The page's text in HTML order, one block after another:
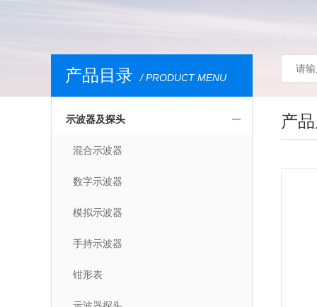
产品目录 / PRODUCT MENU
示波器及探头
混合示波器
数字示波器
模拟示波器
手持示波器
钳形表
产品